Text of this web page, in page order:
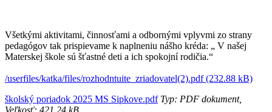
Všetkými aktivitami, činnosťami a odbornými vplyvmi zo strany
pedagógov tak prispievame k naplneniu nášho kréda: „ V našej
Materskej škole sú šťastné deti a ich spokojní rodičia.“
/userfiles/katka/files/rozhodntuite_zriadovatel(2).pdf (232.88 kB)
školský poriadok 2025 MS Sipkove.pdfTyp: PDF dokument,